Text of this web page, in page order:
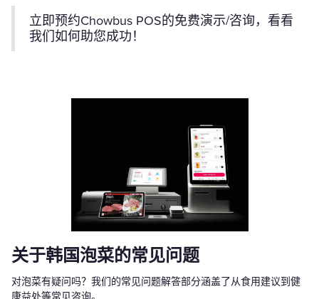
立即预约Chowbus POS的免费演示/咨询，看看
我们如何助您成功！
关于韩国泡菜的常见问题
对泡菜有疑问吗？我们的常见问题解答部分涵盖了从食用建议到健
康益处等常见咨询。